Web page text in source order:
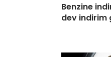
Benzine
dev indirim